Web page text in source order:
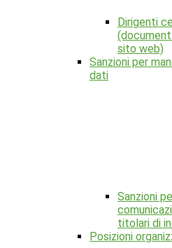
Dirigenti
sito web)
Sanzioni per
dati
Sanzioni
titolari di
Posizioni